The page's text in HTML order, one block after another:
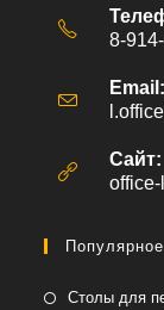
8-
Email:
Сайт:
Популярное
Столы для